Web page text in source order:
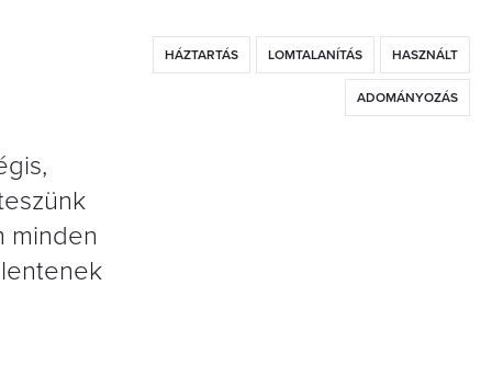
HÁZTARTÁS LOMTALANÍTÁS HASZNÁLT
ADOMÁNYOZÁS
minden